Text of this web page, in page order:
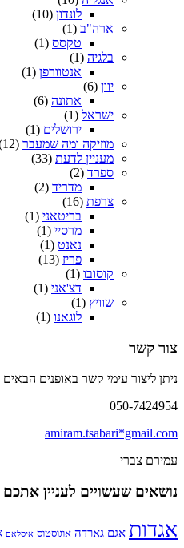
לונדון (10)
ארה"ב (1)
טקסס (1)
בלגיה (1)
אנטוורפן (1)
יוון (6)
אתונה (6)
ישראל (1)
ירושלים (1)
מוזיקה ומה שמעבר (12)
מעניין לדעת (33)
ספרד (2)
מדריד (2)
צרפת (16)
בריטאני (1)
מרסיי (1)
נאנט (1)
פריז (13)
קוסובו (1)
דצ'אני (1)
שוויץ (1)
לוגאנו (1)
צור קשר
ניתן ליצור עימי קשר באופנים הבאים
050-7424954
amiram.tsabari*gmail.com
עמירם צברי
נושאים שעשויים לעניין אתכם
אגדות אגם גארדה אוגוסטוס איסלאם